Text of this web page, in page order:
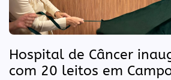
Hospital de Câncer
com 20 leitos em